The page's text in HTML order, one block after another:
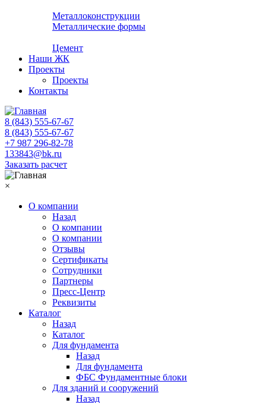
Металлоконструкции
Металлические формы
Цемент
Наши ЖК
Проекты
Проекты
Контакты
8 (843) 555-67-67
8 (843) 555-67-67
+7 987 296-82-78
133843@bk.ru
Заказать расчет
×
О компании
Назад
О компании
О компании
Отзывы
Сертификаты
Сотрудники
Партнеры
Пресс-Центр
Реквизиты
Каталог
Назад
Каталог
Для фундамента
Назад
Для фундамента
ФБС Фундаментные блоки
Для зданий и сооружений
Назад